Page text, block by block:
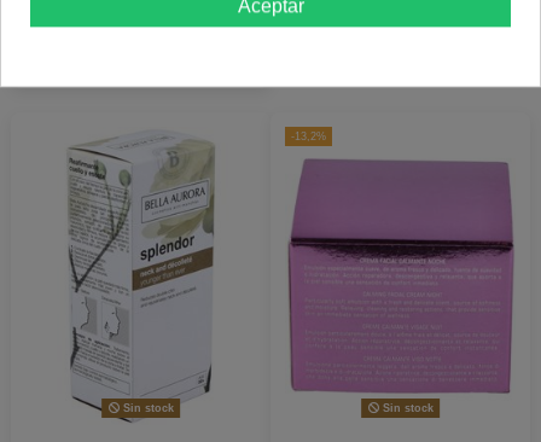
Más Información
Sin stock
-13,2%
Sin stock
Aceptar